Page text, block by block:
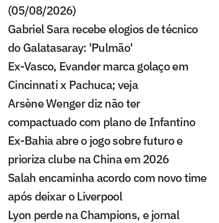
(05/08/2026)
Gabriel Sara recebe elogios de técnico
do Galatasaray: 'Pulmão'
Ex-Vasco, Evander marca golaço em
Cincinnati x Pachuca; veja
Arsène Wenger diz não ter
compactuado com plano de Infantino
Ex-Bahia abre o jogo sobre futuro e
prioriza clube na China em 2026
Salah encaminha acordo com novo time
após deixar o Liverpool
Lyon perde na Champions, e jornal